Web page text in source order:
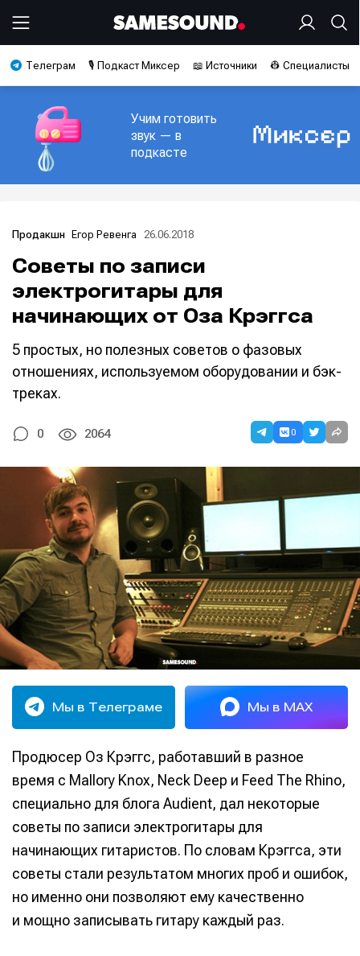
Телеграм 🎙️ Подкаст Миксер 📖 Источники 👷 Специалисты
Учим готовить
звук — в
подкасте
Продакшн Егор Ревенга 26.06.2018
Советы по записи
электрогитары для
начинающих от Оза Крэггса
5 простых, но полезных советов о фазовых
отношениях, используемом оборудовании и бэк-
треках.
0 2064 0
Мы в Телеграме Мы в MAX
Продюсер Оз Крэггс, работавший в разное
время с Mallory Knox, Neck Deep и Feed The Rhino,
специально для блога Audient, дал некоторые
советы по записи электрогитары для
начинающих гитаристов. По словам Крэггса, эти
советы стали результатом многих проб и ошибок,
но именно они позволяют ему качественно
и мощно записывать гитару каждый раз.